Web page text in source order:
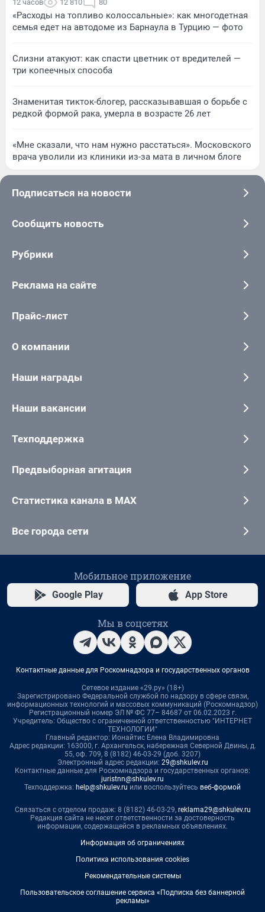
12 часов 12 810 80
«Расходы на топливо колоссальные»: как многодетная
семья едет на автодоме из Барнаула в Турцию — фото
Слизни атакуют: как спасти цветник от вредителей —
три копеечных способа
Знаменитая тикток-блогер, рассказывавшая о борьбе с
редкой формой рака, умерла в возрасте 26 лет
«Мне сказали, что нам нужно расстаться». Московского
врача уволили из клиники из-за мата в личном блоге
Подписаться на новости
Сообщить новость
Рубрики
Реклама на сайте
Прайс-лист
О компании
Наши награды
Наши вакансии
Техподдержка
Предвыборная агитация
Статистика канала в MAX
Все города сети
Мобильное приложение
Google Play App Store
Мы в соцсетях
Контактные данные для Роскомнадзора и государственных органов
Сетевое издание «29.ру» (18+)
Зарегистрировано Федеральной службой по надзору в сфере связи,
информационных технологий и массовых коммуникаций (Роскомнадзор)
Регистрационный номер ЭЛ № ФС 77– 84687 от 06.02.2023 г.
Учредитель: Общество с ограниченной ответственностью "ИНТЕРНЕТ
ТЕХНОЛОГИИ"
Главный редактор: Ионайтис Елена Владимировна
Адрес редакции: 163000, г. Архангельск, набережная Северной Двины, д.
55, оф. 709, 8 (8182) 46-03-29 (доб. 3207)
Электронный адрес редакции: 29@shkulev.ru
Контактные данные для Роскомнадзора и государственных органов:
juristnn@shkulev.ru
Техподдержка: help@shkulev.ru или воспользуйтесь веб-формой
Связаться с отделом продаж: 8 (8182) 46-03-29, reklama29@shkulev.ru
Редакция сайта не несет ответственности за достоверность
информации, содержащейся в рекламных объявлениях.
Информация об ограничениях
Политика использования cookies
Рекомендательные системы
Пользовательское соглашение сервиса «Подписка без баннерной
рекламы»